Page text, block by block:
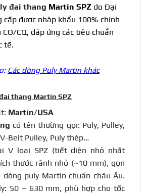
đai thang Martin SPZ do Đại
cấp được nhập khẩu 100% chính
CO/CQ, đáp ứng các tiêu chuẩn
tế.
Các dòng Puly Martin khác
thang Martin SPZ
Martin/USA
có tên thường gọi: Puly, Pulley,
Belt Pulley, Puly thép…
V loại SPZ (tiết diện nhỏ nhất
thước rãnh nhỏ (~10 mm), gọn
puly Martin chuẩn châu Âu.
50 – 630 mm, phù hợp cho tốc